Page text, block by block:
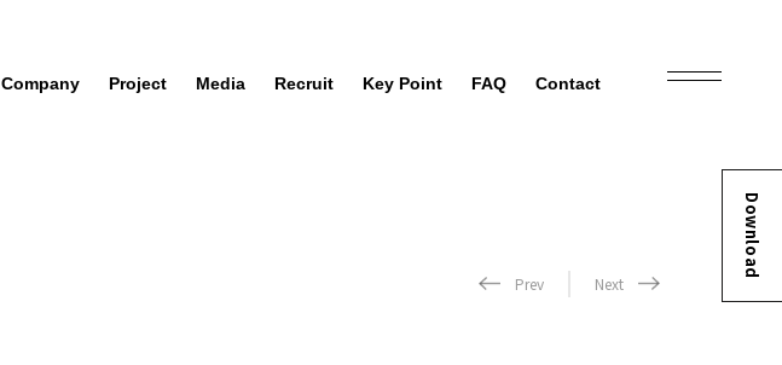
Company Project Media Recruit Key Point FAQ Contact
Download
Prev Next